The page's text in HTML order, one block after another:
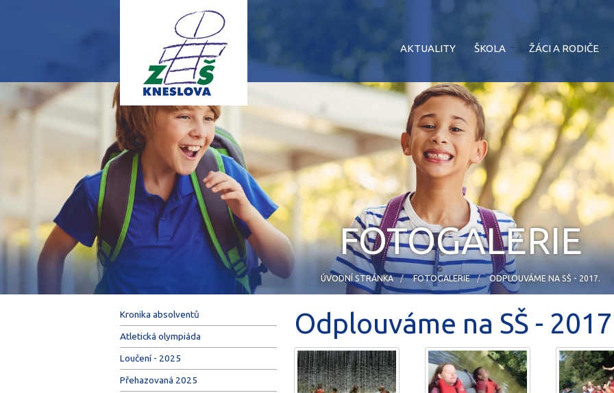
AKTUALITY ŠKOLA ŽÁCI A RODIČE
FOTOGALERIE
ÚVODNÍ STRÁNKA FOTOGALERIE ODPLOUVÁME NA SŠ - 2017.
Kronika absolventů
Atletická olympiáda
Loučení - 2025
Přehazovaná 2025
Odplouváme na SŠ -